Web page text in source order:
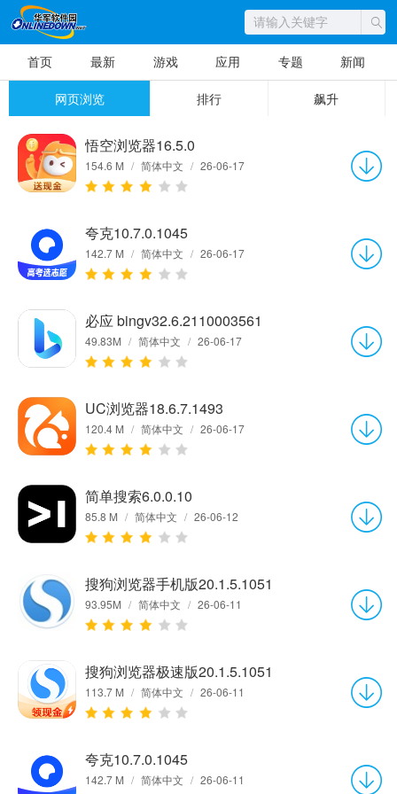
首页 最新 游戏 应用 专题 新闻
网页浏览 排行 飙升
悟空浏览器16.5.0
154.6 M / 简体中文 / 26-06-17
夸克10.7.0.1045
142.7 M / 简体中文 / 26-06-17
必应 bingv32.6.2110003561
49.83M / 简体中文 / 26-06-17
UC浏览器18.6.7.1493
120.4 M / 简体中文 / 26-06-17
简单搜索6.0.0.10
85.8 M / 简体中文 / 26-06-12
搜狗浏览器手机版20.1.5.1051
93.95M / 简体中文 / 26-06-11
搜狗浏览器极速版20.1.5.1051
113.7 M / 简体中文 / 26-06-11
夸克10.7.0.1045
142.7 M / 简体中文 / 26-06-11